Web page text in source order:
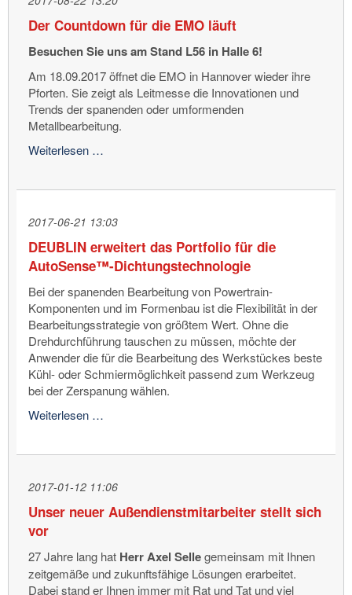
zur
EMO!
Der Countdown für die EMO läuft
Besuchen Sie uns am Stand L56 in Halle 6!
Am 18.09.2017 öffnet die EMO in Hannover wieder ihre
Pforten. Sie zeigt als Leitmesse die Innovationen und
Trends der spanenden oder umformenden
Metallbearbeitung.
Weiterlesen …
EMO
läuft
2017-06-21 13:03
DEUBLIN erweitert das Portfolio für die
AutoSense™-Dichtungstechnologie
Bei der spanenden Bearbeitung von Powertrain-
Komponenten und im Formenbau ist die Flexibilität in der
Bearbeitungsstrategie von größtem Wert. Ohne die
Drehdurchführung tauschen zu müssen, möchte der
Anwender die für die Bearbeitung des Werkstückes beste
Kühl- oder Schmiermöglichkeit passend zum Werkzeug
bei der Zerspanung wählen.
Weiterlesen …
für
die
AutoSense™-
2017-01-12 11:06
Unser neuer Außendienstmitarbeiter stellt sich
vor
27 Jahre lang hat Herr Axel Sellegemeinsam mit Ihnen
zeitgemäße und zukunftsfähige Lösungen erarbeitet.
Dabei stand er Ihnen immer mit Rat und Tat und viel